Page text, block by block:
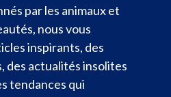
par les animaux et
nous vous
inspirants, des
des actualités insolites
tendances qui